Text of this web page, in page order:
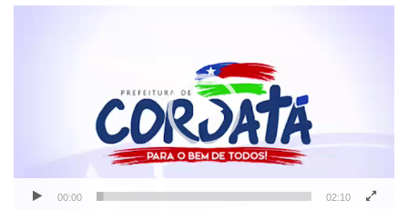
00:00 02:10